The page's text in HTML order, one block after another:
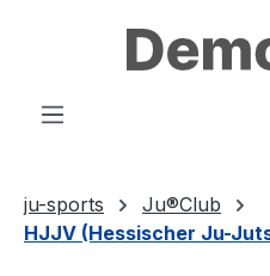
Zum Hauptinhalt springen
ju-sports
Ju®Club
HJJV (Hessischer Ju-